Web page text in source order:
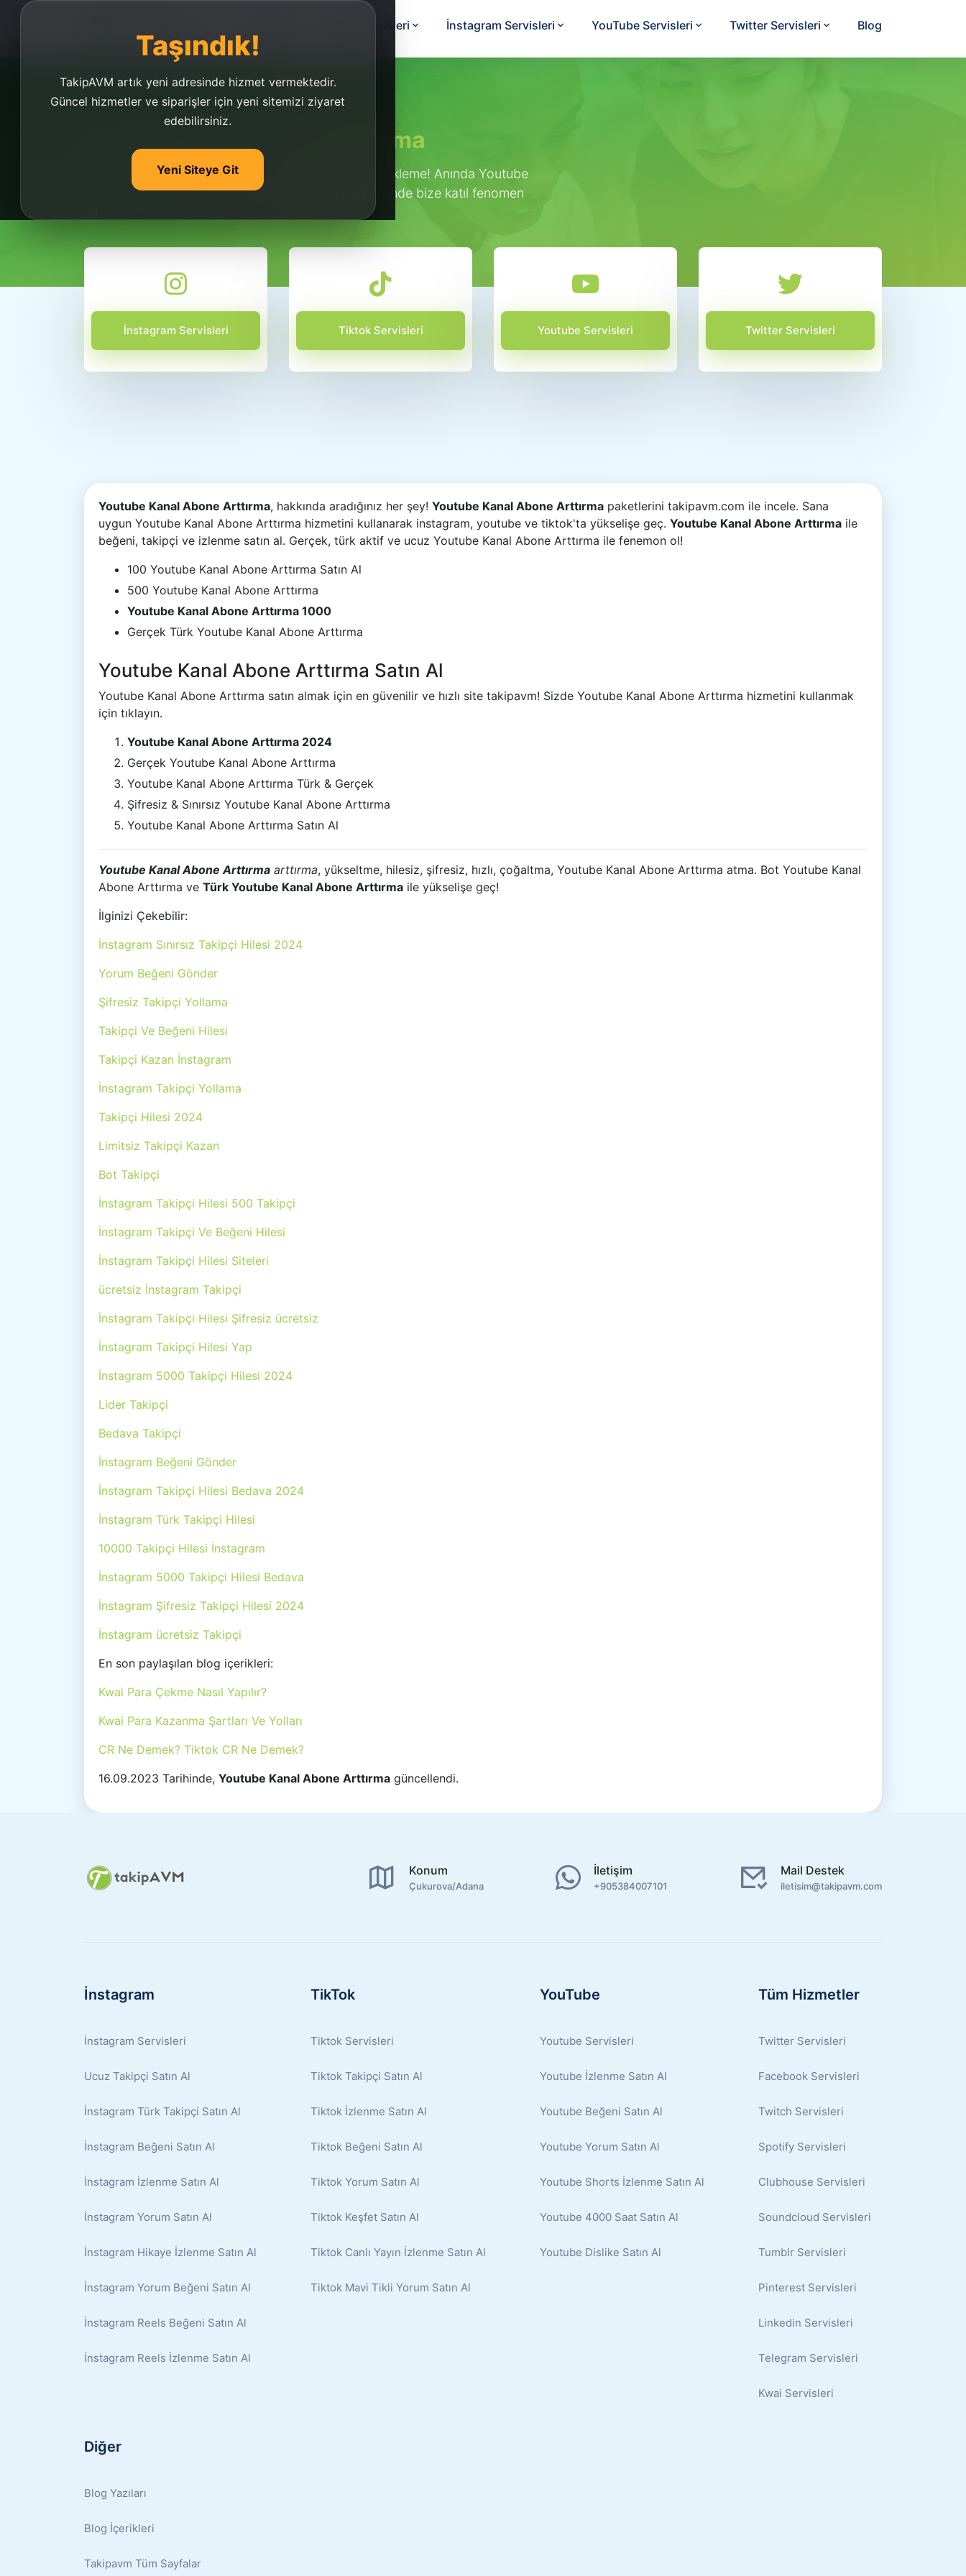
Taşındık!
TakipAVM artık yeni adresinde hizmet vermektedir.
Güncel hizmetler ve siparişler için yeni sitemizi ziyaret
edebilirsiniz.
Yeni Siteye Git
TikTok Servisleri İnstagram Servisleri YouTube Servisleri Twitter Servisleri Blog
Youtube Kanal Abone Arttırma
Youtube kanal abone arttırmak için bir saniye bile bekleme! Anında Youtube
kanalınızın abonesini arttırma garantisi veriyoruz. Sende bize katıl fenomen
İnstagram Servisleri Tiktok Servisleri Youtube Servisleri Twitter Servisleri
Youtube Kanal Abone Arttırma, hakkında aradığınız her şey! Youtube Kanal Abone Arttırma paketlerini takipavm.com ile incele. Sana
uygun Youtube Kanal Abone Arttırma hizmetini kullanarak instagram, youtube ve tiktok'ta yükselişe geç. Youtube Kanal Abone Arttırma ile
beğeni, takipçi ve izlenme satın al. Gerçek, türk aktif ve ucuz Youtube Kanal Abone Arttırma ile fenemon ol!
100 Youtube Kanal Abone Arttırma Satın Al
500 Youtube Kanal Abone Arttırma
Youtube Kanal Abone Arttırma 1000
Gerçek Türk Youtube Kanal Abone Arttırma
Youtube Kanal Abone Arttırma Satın Al
Youtube Kanal Abone Arttırma satın almak için en güvenilir ve hızlı site takipavm! Sizde Youtube Kanal Abone Arttırma hizmetini kullanmak
için tıklayın.
Youtube Kanal Abone Arttırma 2024
Gerçek Youtube Kanal Abone Arttırma
Youtube Kanal Abone Arttırma Türk & Gerçek
Şifresiz & Sınırsız Youtube Kanal Abone Arttırma
Youtube Kanal Abone Arttırma Satın Al
Youtube Kanal Abone Arttırma arttırma, yükseltme, hilesiz, şifresiz, hızlı, çoğaltma, Youtube Kanal Abone Arttırma atma. Bot Youtube Kanal
Abone Arttırma ve Türk Youtube Kanal Abone Arttırma ile yükselişe geç!
İlginizi Çekebilir:
İnstagram Sınırsız Takipçi Hilesi 2024
Yorum Beğeni Gönder
Şifresiz Takipçi Yollama
Takipçi Ve Beğeni Hilesi
Takipçi Kazan İnstagram
İnstagram Takipçi Yollama
Takipçi Hilesi 2024
Limitsiz Takipçi Kazan
Bot Takipçi
İnstagram Takipçi Hilesi 500 Takipçi
İnstagram Takipçi Ve Beğeni Hilesi
İnstagram Takipçi Hilesi Siteleri
ücretsiz İnstagram Takipçi
İnstagram Takipçi Hilesi Şifresiz ücretsiz
İnstagram Takipçi Hilesi Yap
İnstagram 5000 Takipçi Hilesi 2024
Lider Takipçi
Bedava Takipçi
İnstagram Beğeni Gönder
İnstagram Takipçi Hilesi Bedava 2024
İnstagram Türk Takipçi Hilesi
10000 Takipçi Hilesi İnstagram
İnstagram 5000 Takipçi Hilesi Bedava
İnstagram Şifresiz Takipçi Hilesi 2024
İnstagram ücretsiz Takipçi
En son paylaşılan blog içerikleri:
Kwai Para Çekme Nasıl Yapılır?
Kwai Para Kazanma Şartları Ve Yolları
CR Ne Demek? Tiktok CR Ne Demek?
16.09.2023 Tarihinde, Youtube Kanal Abone Arttırma güncellendi.
Konum
Çukurova/Adana
İletişim
+905384007101
Mail Destek
iletisim@takipavm.com
İnstagram
İnstagram Servisleri
Ucuz Takipçi Satın Al
İnstagram Türk Takipçi Satın Al
İnstagram Beğeni Satın Al
İnstagram İzlenme Satın Al
İnstagram Yorum Satın Al
İnstagram Hikaye İzlenme Satın Al
İnstagram Yorum Beğeni Satın Al
İnstagram Reels Beğeni Satın Al
İnstagram Reels İzlenme Satın Al
TikTok
Tiktok Servisleri
Tiktok Takipçi Satın Al
Tiktok İzlenme Satın Al
Tiktok Beğeni Satın Al
Tiktok Yorum Satın Al
Tiktok Keşfet Satın Al
Tiktok Canlı Yayın İzlenme Satın Al
Tiktok Mavi Tikli Yorum Satın Al
YouTube
Youtube Servisleri
Youtube İzlenme Satın Al
Youtube Beğeni Satın Al
Youtube Yorum Satın Al
Youtube Shorts İzlenme Satın Al
Youtube 4000 Saat Satın Al
Youtube Dislike Satın Al
Tüm Hizmetler
Twitter Servisleri
Facebook Servisleri
Twitch Servisleri
Spotify Servisleri
Clubhouse Servisleri
Soundcloud Servisleri
Tumblr Servisleri
Pinterest Servisleri
Linkedin Servisleri
Telegram Servisleri
Kwai Servisleri
Diğer
Blog Yazıları
Blog İçerikleri
Takipavm Tüm Sayfalar